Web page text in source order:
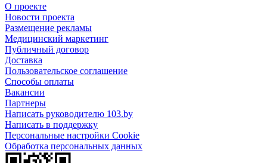
О проекте
Новости проекта
Размещение рекламы
Медицинский маркетинг
Публичный договор
Доставка
Пользовательское соглашение
Способы оплаты
Вакансии
Партнеры
Написать руководителю 103.by
Написать в поддержку
Персональные настройки Cookie
Обработка персональных данных